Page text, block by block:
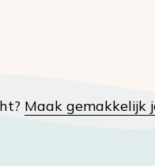
Maak gemakkelijk